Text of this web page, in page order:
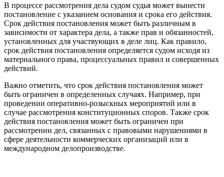
В процессе рассмотрения дела судом судья может вынести
постановление с указанием основания и срока его действия.
Срок действия постановления может быть различным в
зависимости от характера дела, а также прав и обязанностей,
установленных для участвующих в деле лиц. Как правило,
срок действия постановления определяется судом исходя из
материального права, процессуальных правил и совершенных
действий.
Важно отметить, что срок действия постановления может
быть ограничен в определенных случаях. Например, при
проведении оперативно-розыскных мероприятий или в
случае рассмотрения конституционных споров. Также срок
действия постановления может быть ограничен при
рассмотрении дел, связанных с правовыми нарушениями в
сфере деятельности коммерческих организаций или в
международном делопроизводстве.